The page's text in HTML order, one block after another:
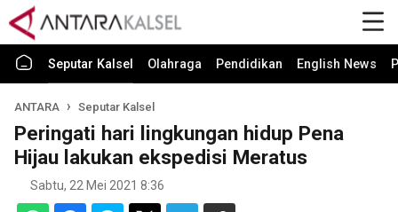
Seputar Kalsel Olahraga Pendidikan English News
ANTARA Seputar Kalsel
Peringati hari lingkungan hidup Pena
Hijau lakukan ekspedisi Meratus
Sabtu, 22 Mei 2021 8:36